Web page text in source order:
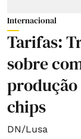
Internacional
Tarifas:
sobre
produção
chips
DN/Lusa